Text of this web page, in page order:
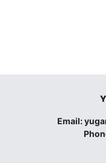
Email: